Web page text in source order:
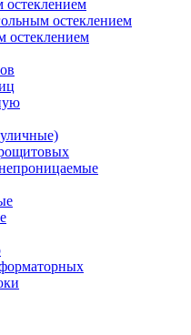
остеклением
остеклением